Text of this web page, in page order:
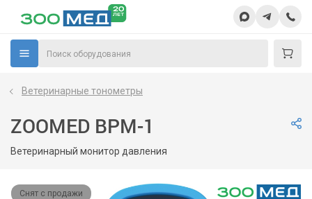
Ветеринарные тонометры
ZOOMED BPM-1
Ветеринарный монитор давления
Снят с продажи